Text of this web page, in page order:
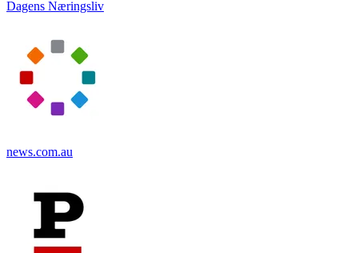
Dagens Næringsliv
news.com.au